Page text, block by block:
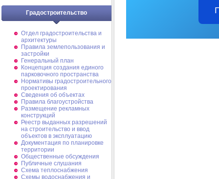
Градостроительство
Отдел градостроительства и
архитектуры
Правила землепользования и
застройки
Генеральный план
Концепция создания единого
парковочного пространства
Нормативы градостроительного
проектирования
Сведения об объектах
Правила благоустройства
Размещение рекламных
конструкций
Реестр выданных разрешений
на строительство и ввод
объектов в эксплуатацию
Документация по планировке
территории
Общественные обсуждения
Публичные слушания
Схема теплоснабжения
Схемы водоснабжения и